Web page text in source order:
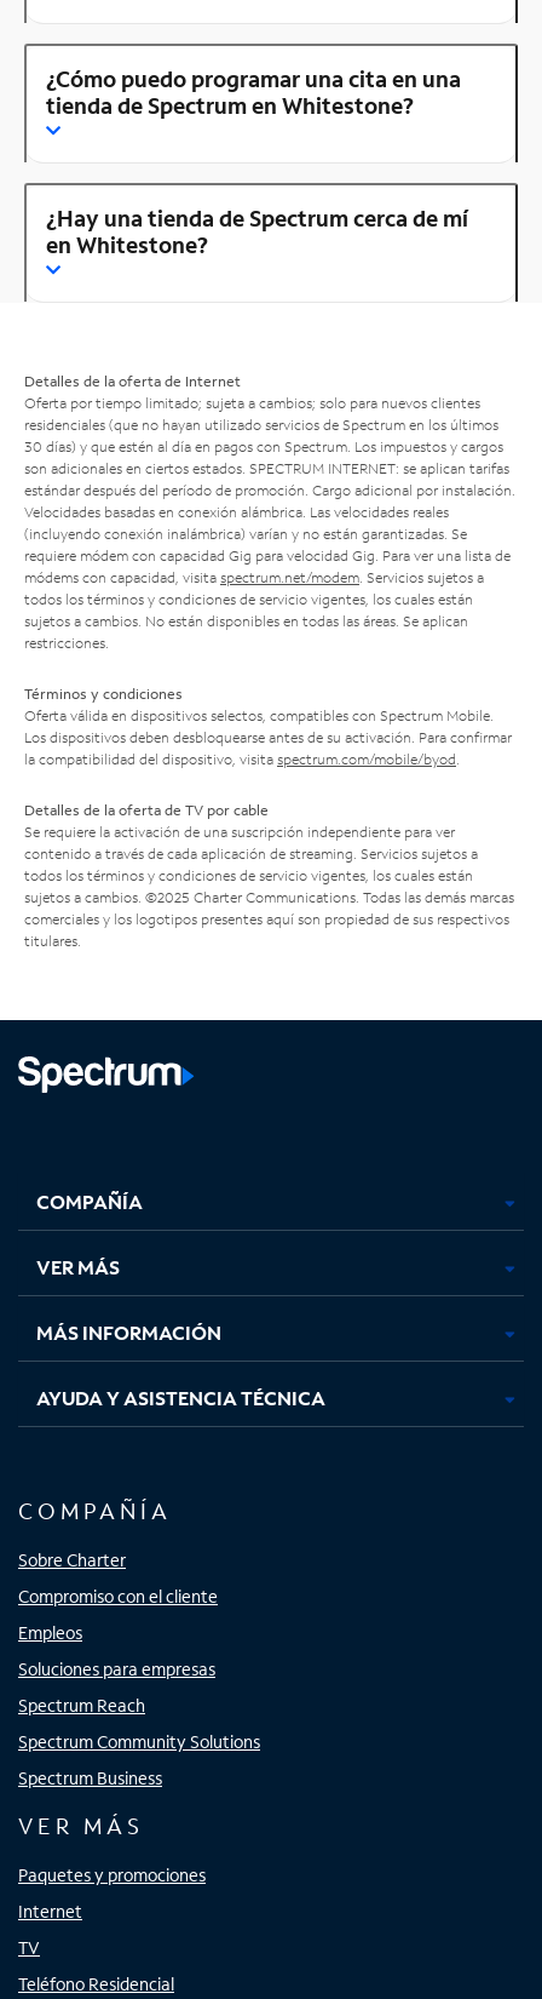
¿Cómo puedo programar una cita en una
tienda de Spectrum en Whitestone?
¿Hay una tienda de Spectrum cerca de mí
en Whitestone?
Detalles de la oferta de Internet
Oferta por tiempo limitado; sujeta a cambios; solo para nuevos clientes
residenciales (que no hayan utilizado servicios de Spectrum en los últimos
30 días) y que estén al día en pagos con Spectrum. Los impuestos y cargos
son adicionales en ciertos estados. SPECTRUM INTERNET: se aplican tarifas
estándar después del período de promoción. Cargo adicional por instalación.
Velocidades basadas en conexión alámbrica. Las velocidades reales
(incluyendo conexión inalámbrica) varían y no están garantizadas. Se
requiere módem con capacidad Gig para velocidad Gig. Para ver una lista de
módems con capacidad, visita spectrum.net/modem . Servicios sujetos a
todos los términos y condiciones de servicio vigentes, los cuales están
sujetos a cambios. No están disponibles en todas las áreas. Se aplican
restricciones.
Términos y condiciones
Oferta válida en dispositivos selectos, compatibles con Spectrum Mobile.
Los dispositivos deben desbloquearse antes de su activación. Para confirmar
la compatibilidad del dispositivo, visita spectrum.com/mobile/byod
Detalles de la oferta de TV por cable
Se requiere la activación de una suscripción independiente para ver
contenido a través de cada aplicación de streaming. Servicios sujetos a
todos los términos y condiciones de servicio vigentes, los cuales están
sujetos a cambios. ©2025 Charter Communications. Todas las demás marcas
comerciales y los logotipos presentes aquí son propiedad de sus respectivos
titulares.
abre
en
pestaña
nueva
abre
en
pestaña
nueva
abre
en
pestaña
nueva
en
nueva
COMPAÑÍA
VER MÁS
MÁS INFORMACIÓN
AYUDA Y ASISTENCIA TÉCNICA
COMPAÑÍA
Sobre Charter
Compromiso con el cliente
Empleos
Soluciones para empresas
Spectrum Reach
Spectrum Community Solutions
Spectrum Business
VER MÁS
Paquetes y promociones
Internet
TV
Teléfono Residencial